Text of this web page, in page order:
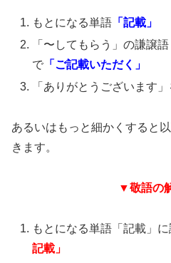
もとになる単語 「記載」
「〜してもらう」の謙譲
で 「ご記載いただく」
「ありがとうございます
あるいはもっと細かくすると
きます。
▼敬語の
もとになる単語「記載」
記載」